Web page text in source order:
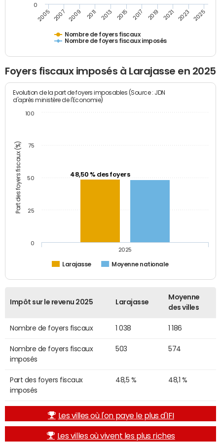
Nombre de foyers fiscaux
Nombre de foyers fiscaux imposés
2005 2007 2009 2011 2013 2015 2017 2019 2021 2023 2025
0
Foyers fiscaux imposés à Larajasse en 2025
Part des foyers fiscaux (%)
Evolution de la part de foyers imposables (Source : JDN
d'après ministère de l'Economie)
48,50 % des foyers
Larajasse Moyenne nationale
2025
0
25
50
75
100
Impôt sur le revenu 2025 Larajasse
Moyenne
des villes
Nombre de foyers fiscaux 1 038 1 186
Nombre de foyers fiscaux
imposés
503 574
Part des foyers fiscaux
imposés
48,5 % 48,1 %
Les villes où l'on paye le plus d'IFI
Les villes où vivent les plus riches